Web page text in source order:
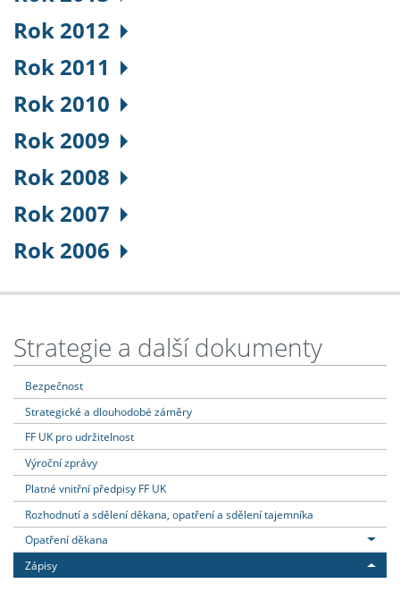
Rok 2012
Rok 2011
Rok 2010
Rok 2009
Rok 2008
Rok 2007
Rok 2006
Strategie a další dokumenty
Bezpečnost
Strategické a dlouhodobé záměry
FF UK pro udržitelnost
Výroční zprávy
Platné vnitřní předpisy FF UK
Rozhodnutí a sdělení děkana, opatření a sdělení tajemníka
Opatření děkana
Zápisy